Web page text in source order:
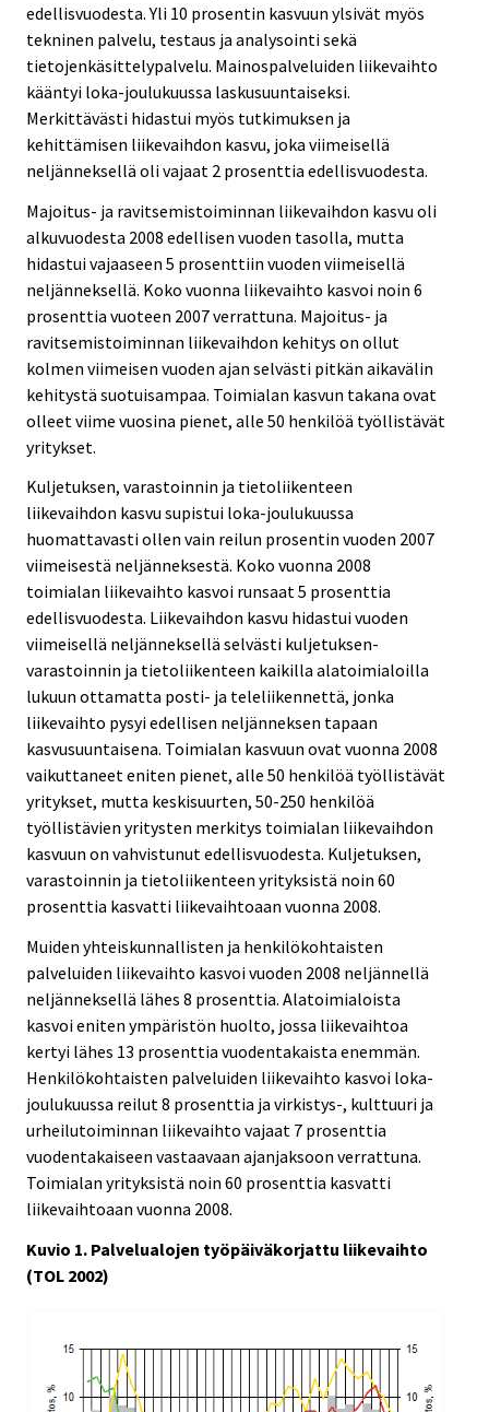
edellisvuodesta. Yli 10 prosentin kasvuun ylsivät myös
tekninen palvelu, testaus ja analysointi sekä
tietojenkäsittelypalvelu. Mainospalveluiden liikevaihto
kääntyi loka-joulukuussa laskusuuntaiseksi.
Merkittävästi hidastui myös tutkimuksen ja
kehittämisen liikevaihdon kasvu, joka viimeisellä
neljänneksellä oli vajaat 2 prosenttia edellisvuodesta.
Majoitus- ja ravitsemistoiminnan liikevaihdon kasvu oli
alkuvuodesta 2008 edellisen vuoden tasolla, mutta
hidastui vajaaseen 5 prosenttiin vuoden viimeisellä
neljänneksellä. Koko vuonna liikevaihto kasvoi noin 6
prosenttia vuoteen 2007 verrattuna. Majoitus- ja
ravitsemistoiminnan liikevaihdon kehitys on ollut
kolmen viimeisen vuoden ajan selvästi pitkän aikavälin
kehitystä suotuisampaa. Toimialan kasvun takana ovat
olleet viime vuosina pienet, alle 50 henkilöä työllistävät
yritykset.
Kuljetuksen, varastoinnin ja tietoliikenteen
liikevaihdon kasvu supistui loka-joulukuussa
huomattavasti ollen vain reilun prosentin vuoden 2007
viimeisestä neljänneksestä. Koko vuonna 2008
toimialan liikevaihto kasvoi runsaat 5 prosenttia
edellisvuodesta. Liikevaihdon kasvu hidastui vuoden
viimeisellä neljänneksellä selvästi kuljetuksen-
varastoinnin ja tietoliikenteen kaikilla alatoimialoilla
lukuun ottamatta posti- ja teleliikennettä, jonka
liikevaihto pysyi edellisen neljänneksen tapaan
kasvusuuntaisena. Toimialan kasvuun ovat vuonna 2008
vaikuttaneet eniten pienet, alle 50 henkilöä työllistävät
yritykset, mutta keskisuurten, 50-250 henkilöä
työllistävien yritysten merkitys toimialan liikevaihdon
kasvuun on vahvistunut edellisvuodesta. Kuljetuksen,
varastoinnin ja tietoliikenteen yrityksistä noin 60
prosenttia kasvatti liikevaihtoaan vuonna 2008.
Muiden yhteiskunnallisten ja henkilökohtaisten
palveluiden liikevaihto kasvoi vuoden 2008 neljännellä
neljänneksellä lähes 8 prosenttia. Alatoimialoista
kasvoi eniten ympäristön huolto, jossa liikevaihtoa
kertyi lähes 13 prosenttia vuodentakaista enemmän.
Henkilökohtaisten palveluiden liikevaihto kasvoi loka-
joulukuussa reilut 8 prosenttia ja virkistys-, kulttuuri ja
urheilutoiminnan liikevaihto vajaat 7 prosenttia
vuodentakaiseen vastaavaan ajanjaksoon verrattuna.
Toimialan yrityksistä noin 60 prosenttia kasvatti
liikevaihtoaan vuonna 2008.
Kuvio 1. Palvelualojen työpäiväkorjattu liikevaihto
(TOL 2002)